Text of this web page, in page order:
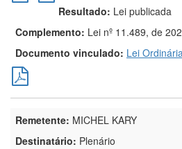
Resultado: Lei publicada
Complemento: Lei nº 11.489, de
Documento vinculado: Lei
Remetente: MICHEL KARY
Destinatário: Plenário